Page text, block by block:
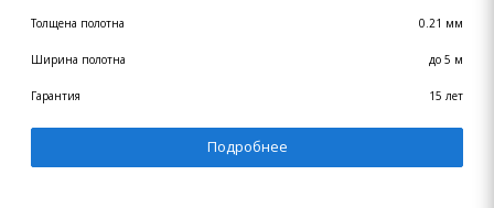
Толщена полотна 0.21 мм
Ширина полотна до 5 м
Гарантия 15 лет
Подробнее